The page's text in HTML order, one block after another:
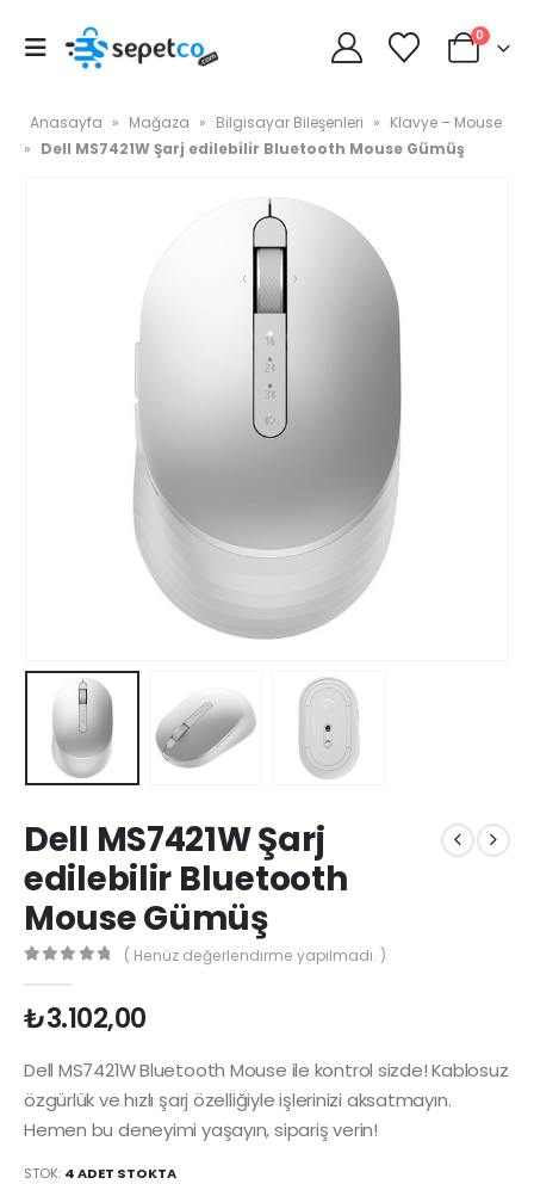
0
Anasayfa » Mağaza » Bilgisayar Bileşenleri » Klavye – Mouse
» Dell MS7421W Şarj edilebilir Bluetooth Mouse Gümüş
Dell MS7421W Şarj
edilebilir Bluetooth
Mouse Gümüş
( Henüz değerlendirme yapılmadı. )
₺3.102,00
Dell MS7421W Bluetooth Mouse ile kontrol sizde! Kablosuz
özgürlük ve hızlı şarj özelliğiyle işlerinizi aksatmayın.
Hemen bu deneyimi yaşayın, sipariş verin!
STOK: 4 ADET STOKTA